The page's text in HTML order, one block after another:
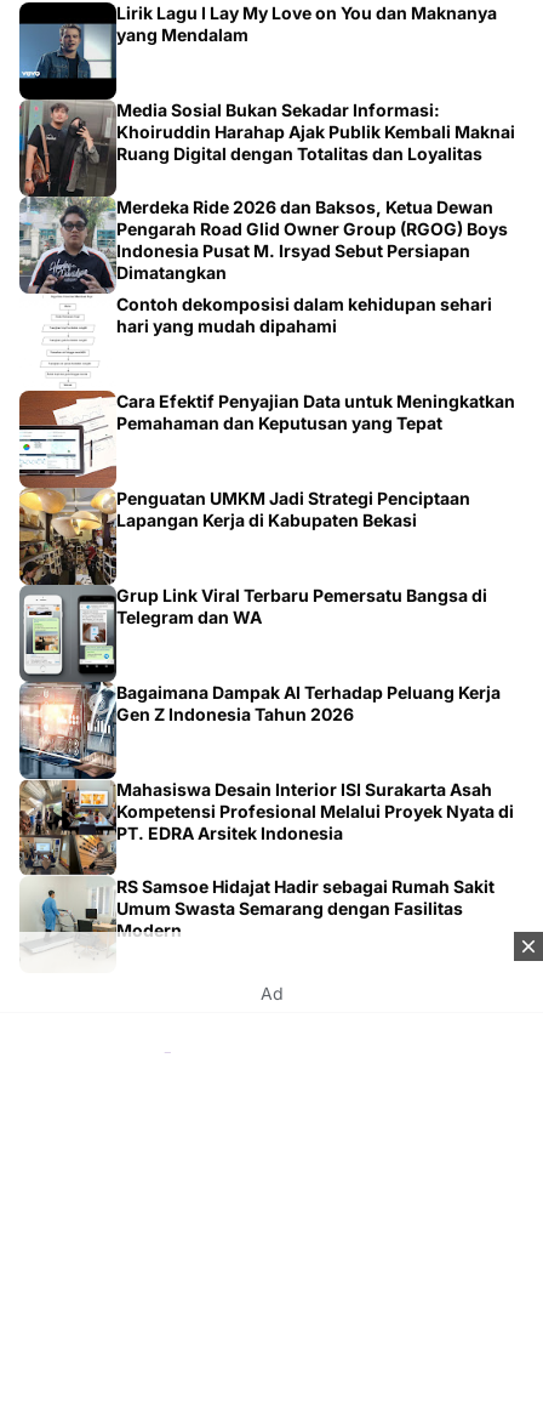
Lirik Lagu I Lay My Love on You dan Maknanya
yang Mendalam
Media Sosial Bukan Sekadar Informasi:
Khoiruddin Harahap Ajak Publik Kembali Maknai
Ruang Digital dengan Totalitas dan Loyalitas
Merdeka Ride 2026 dan Baksos, Ketua Dewan
Pengarah Road Glid Owner Group (RGOG) Boys
Indonesia Pusat M. Irsyad Sebut Persiapan
Dimatangkan
Contoh dekomposisi dalam kehidupan sehari
hari yang mudah dipahami
Cara Efektif Penyajian Data untuk Meningkatkan
Pemahaman dan Keputusan yang Tepat
Penguatan UMKM Jadi Strategi Penciptaan
Lapangan Kerja di Kabupaten Bekasi
Grup Link Viral Terbaru Pemersatu Bangsa di
Telegram dan WA
Bagaimana Dampak AI Terhadap Peluang Kerja
Gen Z Indonesia Tahun 2026
Mahasiswa Desain Interior ISI Surakarta Asah
Kompetensi Profesional Melalui Proyek Nyata di
PT. EDRA Arsitek Indonesia
RS Samsoe Hidajat Hadir sebagai Rumah Sakit
Umum Swasta Semarang dengan Fasilitas
Modern
Ad